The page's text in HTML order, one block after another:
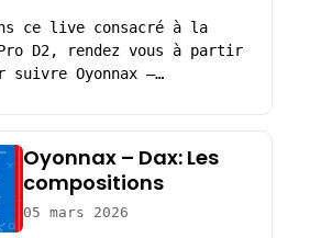
ce live consacré à la
D2, rendez vous à partir
suivre Oyonnax –…
Oyonnax – Dax: Les
compositions
05 mars 2026